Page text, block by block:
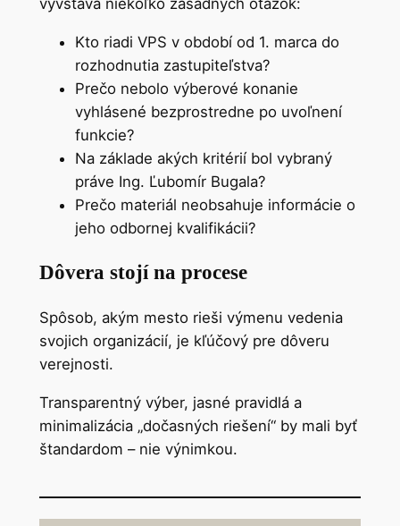
vyvstáva niekoľko zásadných otázok:
Kto riadi VPS v období od 1. marca do
rozhodnutia zastupiteľstva?
Prečo nebolo výberové konanie
vyhlásené bezprostredne po uvoľnení
funkcie?
Na základe akých kritérií bol vybraný
práve Ing. Ľubomír Bugala?
Prečo materiál neobsahuje informácie o
jeho odbornej kvalifikácii?
Dôvera stojí na procese
Spôsob, akým mesto rieši výmenu vedenia
svojich organizácií, je kľúčový pre dôveru
verejnosti.
Transparentný výber, jasné pravidlá a
minimalizácia „dočasných riešení“ by mali byť
štandardom – nie výnimkou.